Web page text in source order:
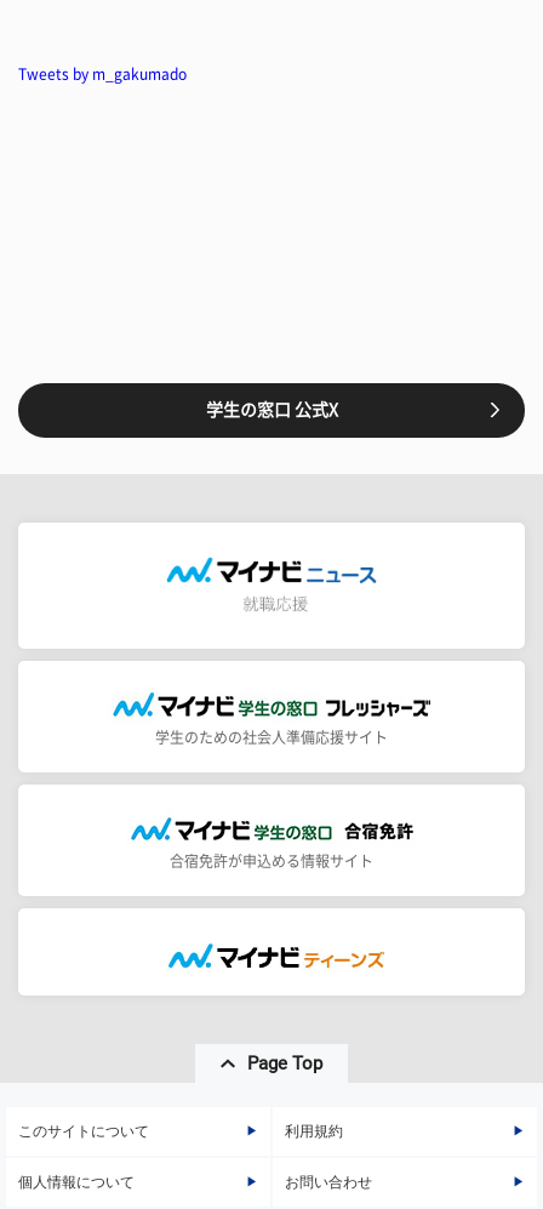
Tweets by m_gakumado
学生の窓口 公式X
学生のための社会人準備応援サイト
合宿免許が申込める情報サイト
Page Top
このサイトについて 利用規約
個人情報について お問い合わせ